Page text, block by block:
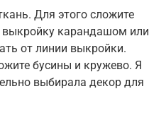
Для этого сложите
выкройку карандашом или
от линии выкройки.
бусины и кружево. Я
выбирала декор для